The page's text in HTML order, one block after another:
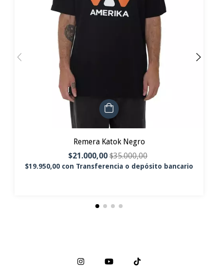
Remera Katok Negro
$21.000,00 $35.000,00
$19.950,00 con Transferencia o depósito bancario